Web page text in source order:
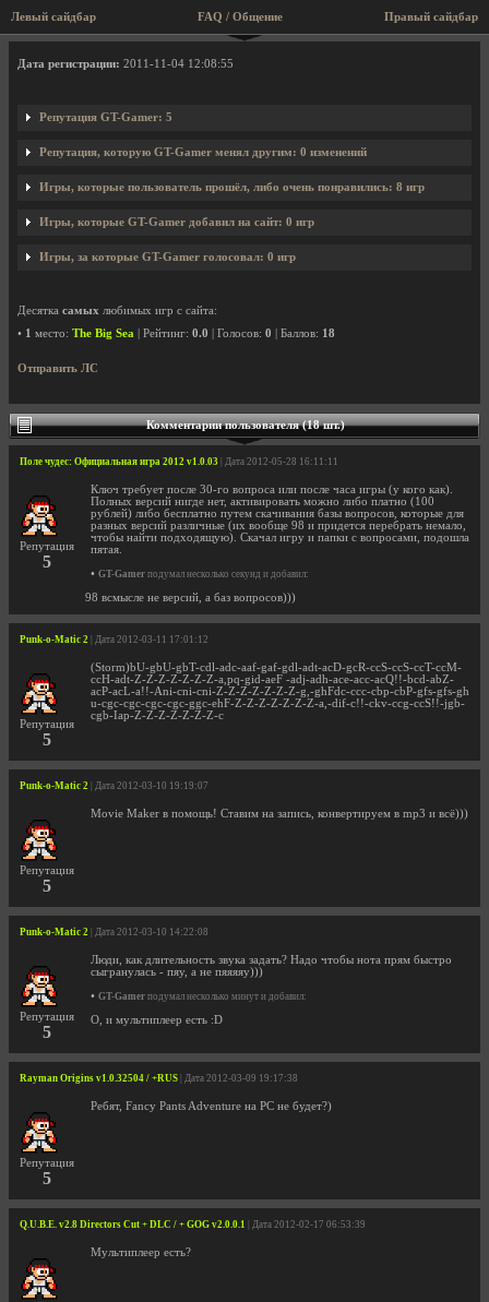
Левый сайдбар Правый сайдбар
FAQ / Общение
Профиль пользователя GT-Gamer
Дата регистрации: 2011-11-04 12:08:55
Репутация GT-Gamer: 5
Репутация, которую GT-Gamer менял другим: 0 изменений
Игры, которые пользователь прошёл, либо очень понравились: 8 игр
Игры, которые GT-Gamer добавил на сайт: 0 игр
Игры, за которые GT-Gamer голосовал: 0 игр
Десятка самых любимых игр с сайта:
• 1 место: The Big Sea | Рейтинг: 0.0 | Голосов: 0 | Баллов: 18
Отправить ЛС
Комментарии пользователя (18 шт.)
Поле чудес: Официальная игра 2012 v1.0.03 | Дата 2012-05-28 16:11:11
Репутация
5
Ключ требует после 30-го вопроса или после часа игры (у кого как).
Полных версий нигде нет, активировать можно либо платно (100
рублей) либо бесплатно путем скачивания базы вопросов, которые для
разных версий различные (их вообще 98 и придется перебрать немало,
чтобы найти подходящую). Скачал игру и папки с вопросами, подошла
пятая.
• GT-Gamer подумал несколько секунд и добавил:
98 всмысле не версий, а баз вопросов)))
Punk-o-Matic 2 | Дата 2012-03-11 17:01:12
Репутация
5
(Storm)bU-gbU-gbT-cdl-adc-aaf-gaf-gdl-adt-acD-gcR-ccS-ccS-ccT-ccM-
ccH-adt-Z-Z-Z-Z-Z-Z-Z-a,pq-gid-aeF -adj-adh-ace-acc-acQ!!-bcd-abZ-
acP-acL-a!!-Ani-cni-cni-Z-Z-Z-Z-Z-Z-Z-g,-ghFdc-ccc-cbp-cbP-gfs-gfs-gh
u-cgc-cgc-cgc-cgc-ggc-ehF-Z-Z-Z-Z-Z-Z-Z-a,-dif-c!!-ckv-ccg-ccS!!-jgb-
cgb-Iap-Z-Z-Z-Z-Z-Z-Z-c
Punk-o-Matic 2 | Дата 2012-03-10 19:19:07
Репутация
5
Movie Maker в помощь! Ставим на запись, конвертируем в mp3 и всё)))
Punk-o-Matic 2 | Дата 2012-03-10 14:22:08
Репутация
5
Люди, как длительность звука задать? Надо чтобы нота прям быстро
сыгранулась - пяу, а не пяяяяу)))
• GT-Gamer подумал несколько минут и добавил:
О, и мультиплеер есть :D
Rayman Origins v1.0.32504 / +RUS | Дата 2012-03-09 19:17:38
Репутация
5
Ребят, Fancy Pants Adventure на PC не будет?)
Q.U.B.E. v2.8 Directors Cut + DLC / + GOG v2.0.0.1 | Дата 2012-02-17 06:53:39
Мультиплеер есть?